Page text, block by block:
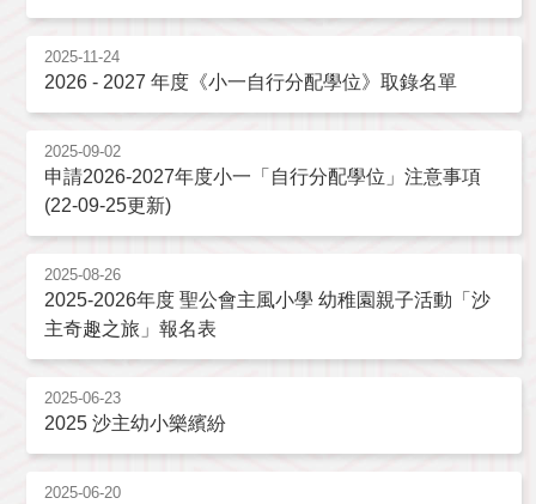
2025-11-24
2026 - 2027 年度《小一自行分配學位》取錄名單
2025-09-02
申請2026-2027年度小一「自行分配學位」注意事項
(22-09-25更新)
2025-08-26
2025-2026年度 聖公會主風小學 幼稚園親子活動「沙
主奇趣之旅」報名表
2025-06-23
2025 沙主幼小樂繽紛
2025-06-20